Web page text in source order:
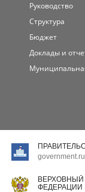
Руководство
Структура
Бюджет
Доклады и
government.ru
ФЕДЕРАЦИИ